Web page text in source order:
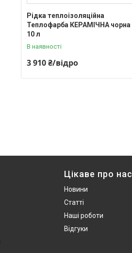
Рідка теплоізоляційна
Теплофарба КЕРАМІЧНА чорна
10 л
В наявності
3 910 ₴/відро
Цікаве про нас
Новини
Статті
Наші роботи
Відгуки